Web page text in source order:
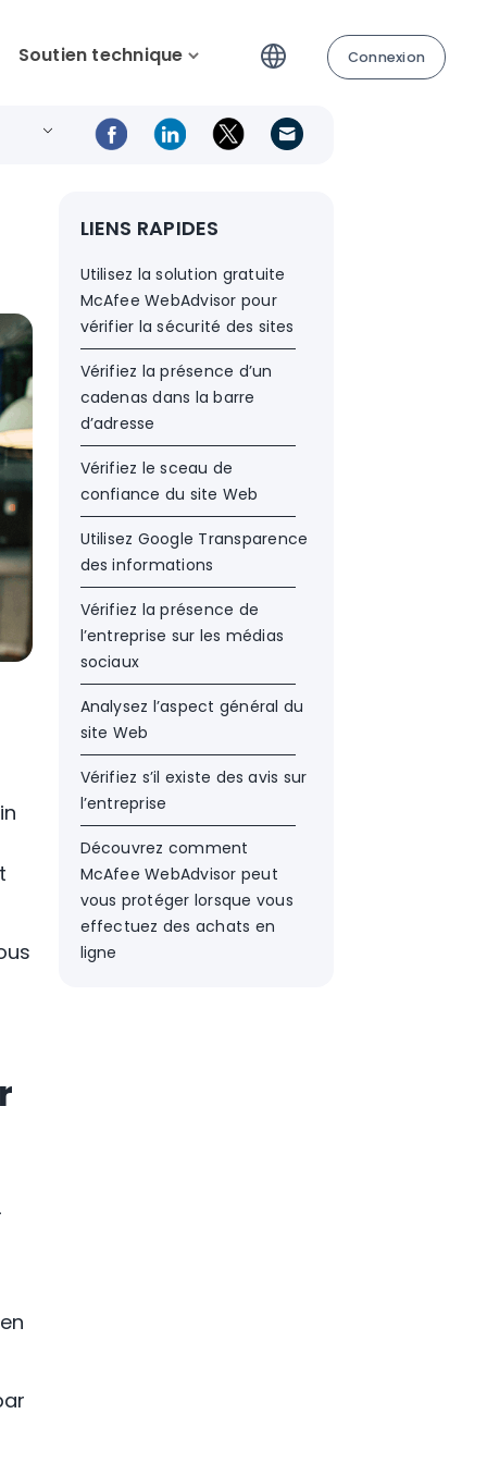
Soutien technique Connexion
LIENS RAPIDES
Utilisez la solution gratuite
McAfee WebAdvisor pour
vérifier la sécurité des sites
Vérifiez la présence d’un
cadenas dans la barre
d’adresse
Vérifiez le sceau de
confiance du site Web
Utilisez Google Transparence
des informations
Vérifiez la présence de
l’entreprise sur les médias
sociaux
Analysez l’aspect général du
site Web
Vérifiez s’il existe des avis sur
l’entreprise
Découvrez comment
McAfee WebAdvisor peut
vous protéger lorsque vous
effectuez des achats en
ligne